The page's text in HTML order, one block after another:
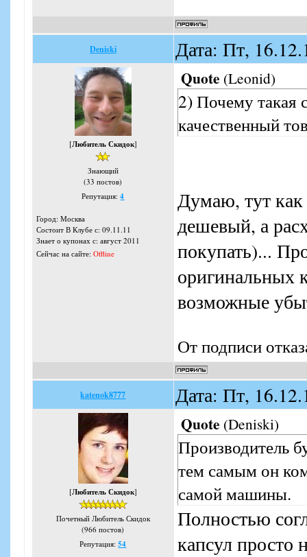
Deniski Дата: Пт,
[Любитель Скидок]
Знающий
(33 постов)
Репутация:4
Город: Москва
Состоит В Клубе с: 09.11.11
Знает о купонах с: август 2011
Сейчас на сайте: Offline
Quote (Leonid)
2) Почему такая
качественный
Думаю, тут как
дешевый, а
покупать)...
оригинальных
возможные
От подписи
katenok8777 Дата: Пт,
[Любитель Скидок]
Почетный Любитель Скидок
(966 постов)
Репутация:54
Quote (Deniski)
Производитель
тем самым он
самой машины.
Полностью
капсул просто